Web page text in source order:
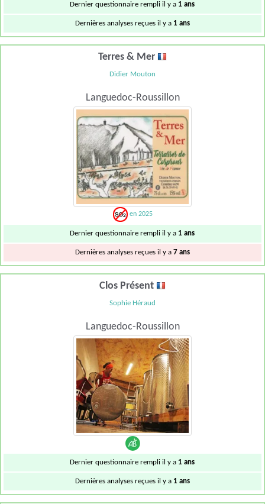
Dernier questionnaire rempli il y a 1 ans
Dernières analyses reçues il y a 1 ans
Terres & Mer
Didier Mouton
Languedoc-Roussillon
en 2025
Dernier questionnaire rempli il y a 1 ans
Dernières analyses reçues il y a 7 ans
Clos Présent
Sophie Héraud
Languedoc-Roussillon
Dernier questionnaire rempli il y a 1 ans
Dernières analyses reçues il y a 1 ans